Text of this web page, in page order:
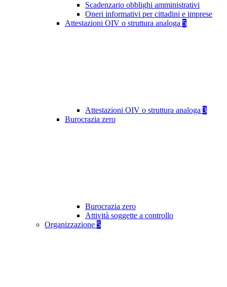
Scadenzario obblighi amministrativi
Oneri informativi per cittadini e imprese
Attestazioni OIV o struttura analoga 5
Attestazioni OIV o struttura analoga 3
Burocrazia zero
Burocrazia zero
Attività soggette a controllo
Organizzazione 5